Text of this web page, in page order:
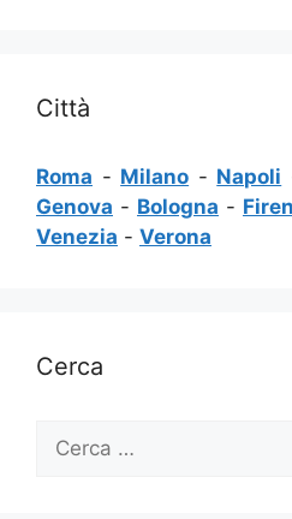
Città
Roma - Milano - Napoli
Genova - Bologna -
Venezia - Verona
Cerca
per: